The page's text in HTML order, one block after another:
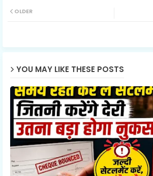
OLDER
YOU MAY LIKE THESE POSTS